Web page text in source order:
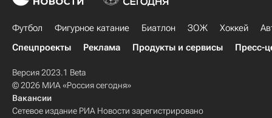
Футбол Фигурное катание Биатлон ЗОЖ Хоккей
Спецпроекты
Реклама Продукты и сервисы Пресс-
Версия 2023.1 Beta
© 2026 МИА «Россия сегодня»
Вакансии
Сетевое издание РИА Новости зарегистрировано